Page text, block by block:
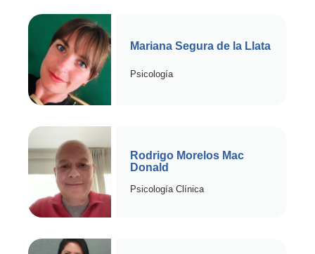
Mariana Segura de la Llata
Psicología
Rodrigo Morelos Mac
Donald
Psicología Clínica